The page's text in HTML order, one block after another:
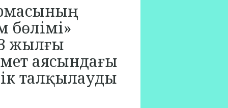
жылғы
аясындағы
талқылауды